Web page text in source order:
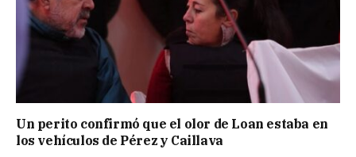
Un perito confirmó que el olor de Loan estaba en
los vehículos de Pérez y Caillava